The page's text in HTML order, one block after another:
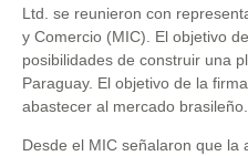
Ltd. se reunieron con
y Comercio (MIC). El objetivo
posibilidades de construir una
Paraguay. El objetivo de la
abastecer al mercado brasileño.
Desde el MIC señalaron que la